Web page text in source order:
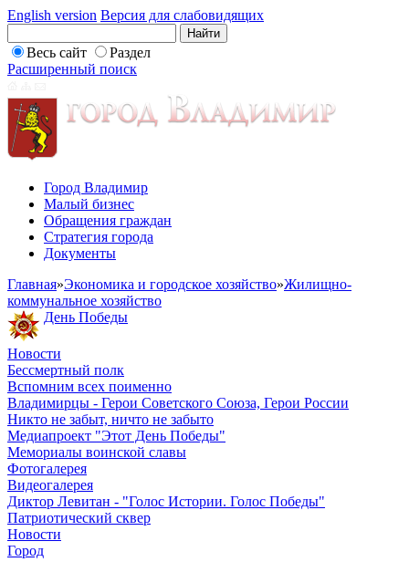
English version Версия для слабовидящих
Весь сайт
Раздел
Расширенный поиск
Город Владимир
Малый бизнес
Обращения граждан
Стратегия города
Документы
Главная»Экономика и городское хозяйство»Жилищно-
коммунальное хозяйство
День Победы
Новости
Бессмертный полк
Вспомним всех поименно
Владимирцы - Герои Советского Союза, Герои России
Никто не забыт, ничто не забыто
Медиапроект "Этот День Победы"
Мемориалы воинской славы
Фотогалерея
Видеогалерея
Диктор Левитан - "Голос Истории. Голос Победы"
Патриотический сквер
Новости
Город